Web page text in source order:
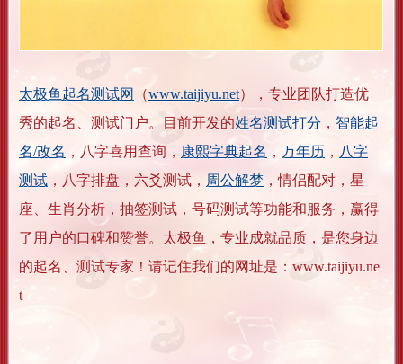
太极鱼起名测试网 （www.taijiyu.net），专业团队打造优
秀的起名、测试门户。目前开发的姓名测试打分 ， 智能起
名/改名 ，八字喜用查询， 康熙字典起名 ， 万年历 ， 八字
测试 ，八字排盘，六爻测试， 周公解梦 ，情侣配对，星
座、生肖分析，抽签测试，号码测试等功能和服务，赢得
了用户的口碑和赞誉。太极鱼，专业成就品质，是您身边
的起名、测试专家！请记住我们的网址是：www.taijiyu.ne
t